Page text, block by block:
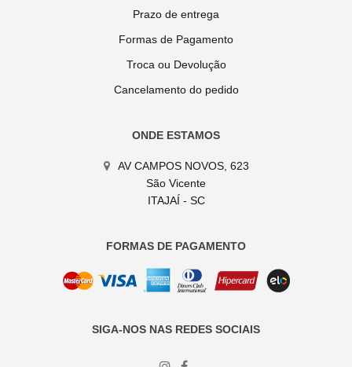
Prazo de entrega
Formas de Pagamento
Troca ou Devolução
Cancelamento do pedido
ONDE ESTAMOS
AV CAMPOS NOVOS, 623
São Vicente
ITAJAÍ - SC
FORMAS DE PAGAMENTO
SIGA-NOS NAS REDES SOCIAIS